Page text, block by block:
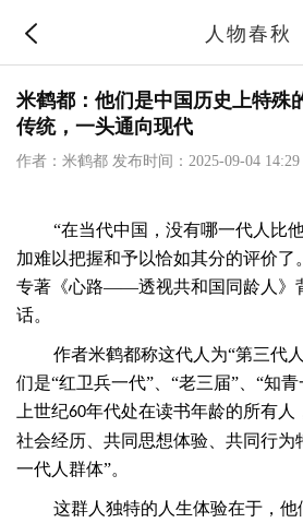
人物春秋
米鹤都：他们是中国历史上特殊
传统，一头通向现代
作者：米鹤都 发布时间：2025-09-04 14:29
“在当代中国，没有哪一代人比
加难以把握和予以恰如其分的评价
专著《心路——透视共和国同龄人》
话。
作者米鹤都称这代人为“第三代
们是“红卫兵一代”、“老三届”、“知
上世纪60年代处在读书年龄的所有人
社会经历、共同思想体验、共同行为
一代人群体”。
这群人独特的人生体验在于，